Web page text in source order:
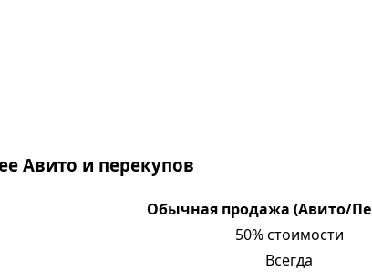
Авито и перекупов
Обычная продажа (Авито/
50% стоимости
Всегда